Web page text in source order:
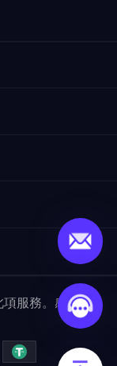
服務。感謝您